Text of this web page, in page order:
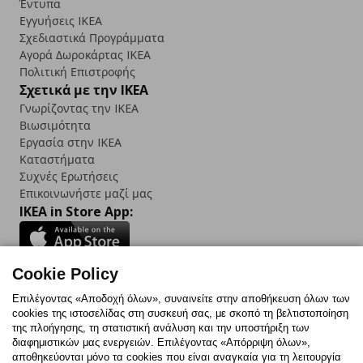
Έντυπα
Εγγυήσεις IKEA
Σχεδιαστικά Προγράμματα
Αγορά Δωρoκάρτας IKEA
Πολιτική Επιστροφής
Σχετικά με την IKEA
Γνωρίζοντας την IKEA
Βιωσιμότητα
Εργασία στην IKEA
Καταστήματα
Συχνές Ερωτήσεις
Επικοινωνήστε μαζί μας
IKEA in Store App:
Follow us:
FacebookInstagram
TikTokYoutubePinterestTwitter
Cookie Policy
Επιλέγοντας «Αποδοχή όλων», συναινείτε στην αποθήκευση όλων των
cookies της ιστοσελίδας στη συσκευή σας, με σκοπό τη βελτιστοποίηση
της πλοήγησης, τη στατιστική ανάλυση και την υποστήριξη των
διαφημιστικών μας ενεργειών. Επιλέγοντας «Απόρριψη όλων»,
αποθηκεύονται μόνο τα cookies που είναι αναγκαία για τη λειτουργία